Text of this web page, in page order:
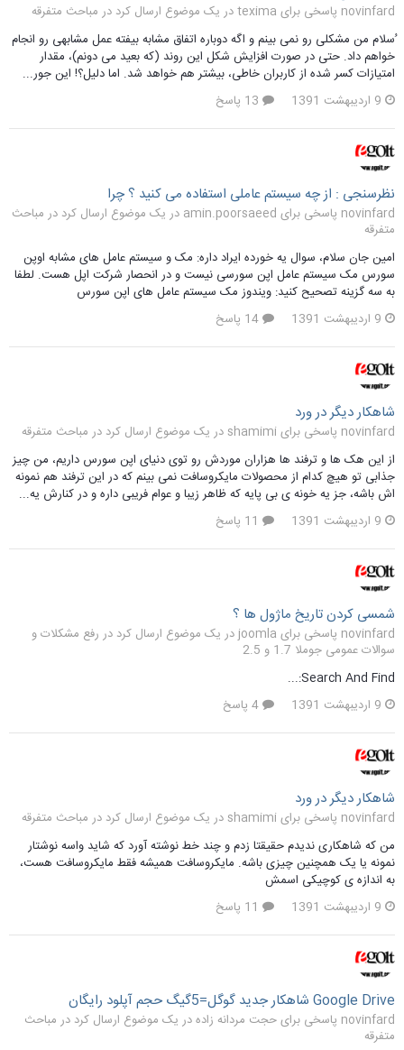
novinfard پاسخی برای texima در یک موضوع ارسال کرد در
مباحث متفرقه
ُسلام من مشکلی رو نمی بینم و اگه دوباره اتفاق مشابه بیفته عمل مشابهی رو انجام
خواهم داد. حتی در صورت افزایش شکل این روند (که بعید می دونم)، مقدار
امتیازات کسر شده از کاربران خاطی، بیشتر هم خواهد شد. اما دلیل؟! این جور...
9 اردیبهشت 1391
نظرسنجی : از چه سیستم عاملی استفاده می کنید ؟ چرا
novinfard پاسخی برای amin.poorsaeed در یک موضوع ارسال کرد در
مباحث
متفرقه
امین جان سلام، سوال یه خورده ایراد داره: مک و سیستم عامل های مشابه اوپن
سورس مک سیستم عامل اپن سورسی نیست و در انحصار شرکت اپل هست. لطفا
به سه گزینه تصحیح کنید: ویندوز مک سیستم عامل های اپن سورس
9 اردیبهشت 1391
شاهکار دیگر در ورد
novinfard پاسخی برای shamimi در یک موضوع ارسال کرد در
مباحث متفرقه
از این هک ها و ترفند ها هزاران موردش رو توی دنیای اپن سورس داریم، من چیز
جذابی تو هیچ کدام از محصولات مایکروسافت نمی بینم که در این ترفند هم نمونه
اش باشه، جز یه خونه ی بی پایه که ظاهر زیبا و عوام فریبی داره و در کنارش یه...
9 اردیبهشت 1391
شمسی کردن تاریخ ماژول ها ؟
novinfard پاسخی برای joomla در یک موضوع ارسال کرد در
رفع مشکلات و
سوالات عمومی جوملا 1.7 و 2.5
Search And Find:...
9 اردیبهشت 1391
شاهکار دیگر در ورد
novinfard پاسخی برای shamimi در یک موضوع ارسال کرد در
مباحث متفرقه
من که شاهکاری ندیدم حقیقتا زدم و چند خط نوشته آورد که شاید واسه نوشتار
نمونه یا یک همچنین چیزی باشه. مایکروسافت همیشه فقط مایکروسافت هست،
به اندازه ی کوچیکی اسمش
9 اردیبهشت 1391
Google Drive شاهکار جدید گوگل=5گیگ حجم آپلود رایگان
novinfard پاسخی برای حجت مردانه زاده در یک موضوع ارسال کرد در
مباحث
متفرقه